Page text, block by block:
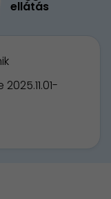
ellátás